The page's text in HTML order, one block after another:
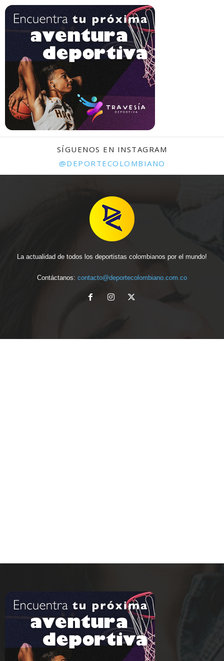
SÍGUENOS EN INSTAGRAM
@DEPORTECOLOMBIANO
La actualidad de todos los deportistas colombianos por el mundo!
Contáctanos: contacto@deportecolombiano.com.co